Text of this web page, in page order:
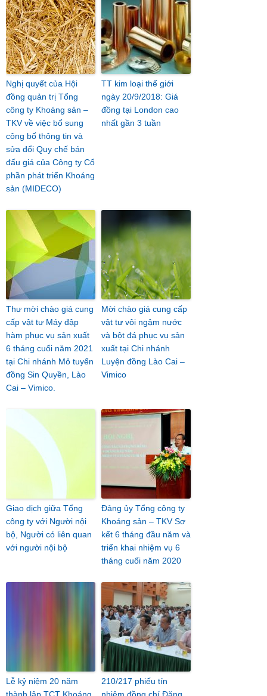
Nghị quyết của Hội
đồng quản trị Tổng
công ty Khoáng sản –
TKV về việc bổ sung
công bố thông tin và
sửa đổi Quy chế bán
đấu giá của Công ty Cổ
phần phát triển Khoáng
sản (MIDECO)
TT kim loại thế giới
ngày 20/9/2018: Giá
đồng tại London cao
nhất gần 3 tuần
Thư mời chào giá cung
cấp vật tư Máy đập
hàm phục vụ sản xuất
6 tháng cuối năm 2021
tại Chi nhánh Mỏ tuyển
đồng Sin Quyền, Lào
Cai – Vimico.
Mời chào giá cung cấp
vật tư vôi ngậm nước
và bột đá phục vụ sản
xuất tại Chi nhánh
Luyện đồng Lào Cai –
Vimico
Giao dịch giữa Tổng
công ty với Người nội
bộ, Người có liên quan
với người nội bộ
Đảng ủy Tổng công ty
Khoáng sản – TKV Sơ
kết 6 tháng đầu năm và
triển khai nhiệm vụ 6
tháng cuối năm 2020
Lễ kỷ niệm 20 năm
210/217 phiếu tín